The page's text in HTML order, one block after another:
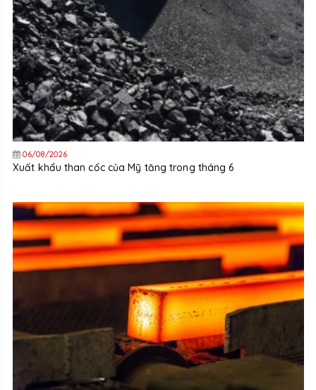
06/08/2026
Xuất khẩu than cốc của Mỹ tăng trong tháng 6